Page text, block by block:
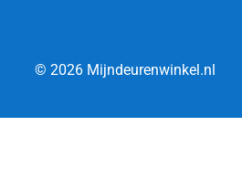
© 2026 Mijndeurenwinkel.nl